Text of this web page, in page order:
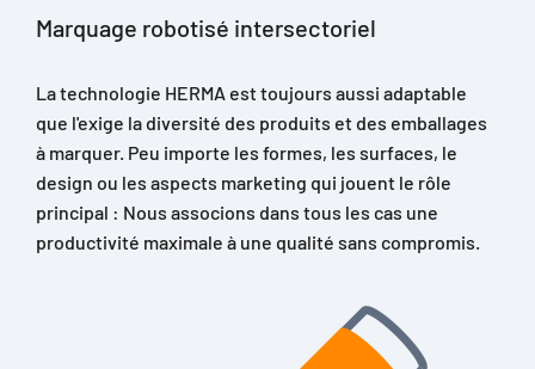
Marquage robotisé intersectoriel
La technologie HERMA est toujours aussi adaptable
que l'exige la diversité des produits et des emballages
à marquer. Peu importe les formes, les surfaces, le
design ou les aspects marketing qui jouent le rôle
principal : Nous associons dans tous les cas une
productivité maximale à une qualité sans compromis.